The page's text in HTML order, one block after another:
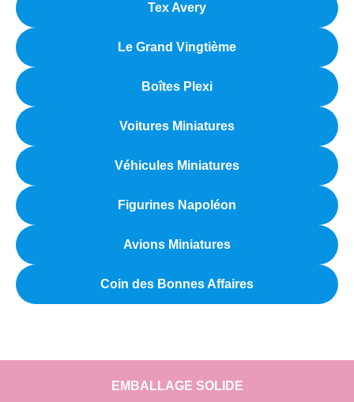
Tex Avery
Le Grand Vingtième
Boîtes Plexi
Voitures Miniatures
Véhicules Miniatures
Figurines Napoléon
Avions Miniatures
Coin des Bonnes Affaires
EMBALLAGE SOLIDE